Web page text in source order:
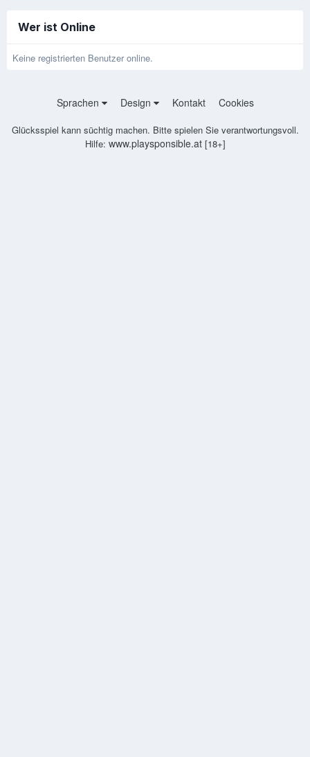
Wer ist Online
Keine registrierten Benutzer online.
Sprachen Design Kontakt Cookies
Glücksspiel kann süchtig machen. Bitte spielen Sie verantwortungsvoll.
Hilfe: www.playsponsible.at[18+]